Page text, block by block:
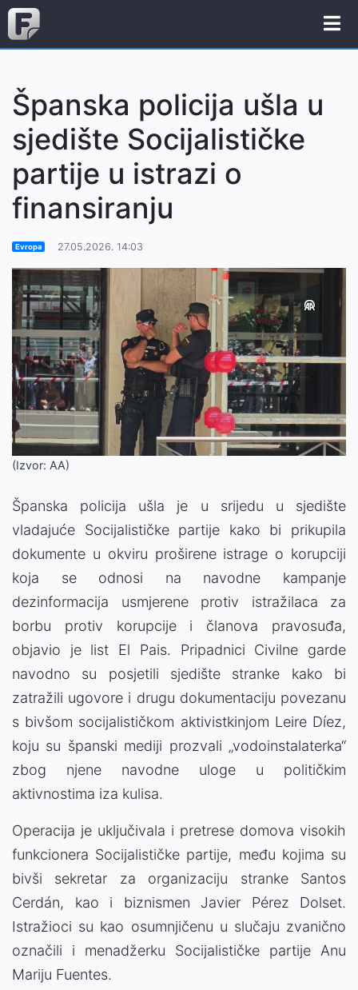
Španska policija ušla u
sjedište Socijalističke
partije u istrazi o
finansiranju
Evropa 27.05.2026. 14:03
(Izvor: AA)
Španska policija ušla je u srijedu u sjedište
vladajuće Socijalističke partije kako bi prikupila
dokumente u okviru proširene istrage o korupciji
koja se odnosi na navodne kampanje
dezinformacija usmjerene protiv istražilaca za
borbu protiv korupcije i članova pravosuđa,
objavio je list El Pais. Pripadnici Civilne garde
navodno su posjetili sjedište stranke kako bi
zatražili ugovore i drugu dokumentaciju povezanu
s bivšom socijalističkom aktivistkinjom Leire Díez,
koju su španski mediji prozvali „vodoinstalaterka“
zbog njene navodne uloge u političkim
aktivnostima iza kulisa.
Operacija je uključivala i pretrese domova visokih
funkcionera Socijalističke partije, među kojima su
bivši sekretar za organizaciju stranke Santos
Cerdán, kao i biznismen Javier Pérez Dolset.
Istražioci su kao osumnjičenu u slučaju zvanično
označili i menadžerku Socijalističke partije Anu
Mariju Fuentes.